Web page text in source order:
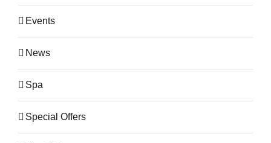
Events
News
Spa
Special Offers